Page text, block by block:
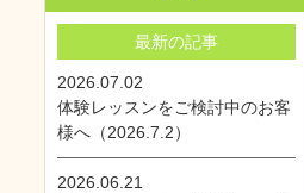
最新の記事
2026.07.02
体験レッスンをご検討中のお客
様へ（2026.7.2）
2026.06.21